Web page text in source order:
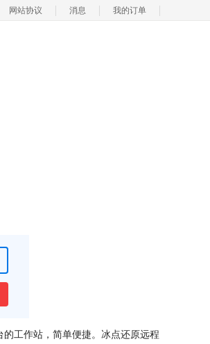
网站协议 消息 我的订单
工作站，简单便捷。冰点还原远程